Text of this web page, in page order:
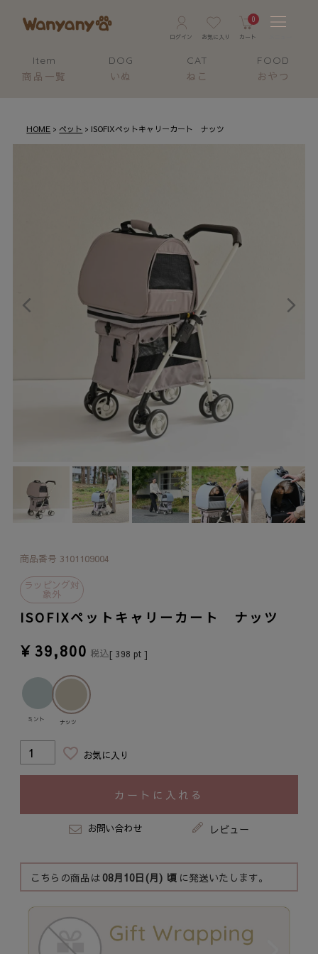
0
Item
商品一覧
DOG
いぬ
CAT
ねこ
FOOD
おやつ
HOME ペット ISOFIXペットキャリーカート ナッツ
商品番号 3101109004
ラッピング対
象外
ISOFIXペットキャリーカート ナッツ
¥ 39,800 税込[ 398 pt ]
ミント ナッツ
お気に入り
カートに入れる
お問い合わせ レビュー
こちらの商品は08月10日(月) 頃 に発送いたします。